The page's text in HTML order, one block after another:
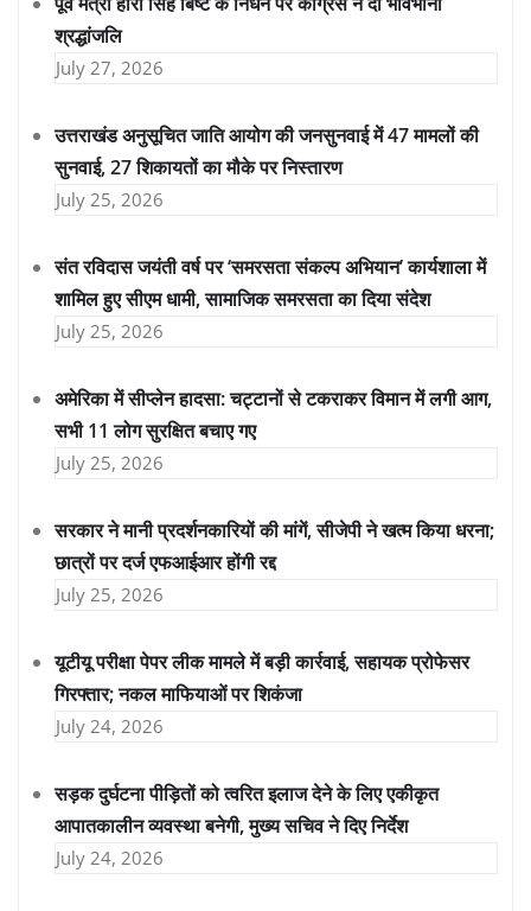
श्रद्धांजलि
July 27, 2026
उत्तराखंड अनुसूचित जाति आयोग की जनसुनवाई में 47 मामलों की
सुनवाई, 27 शिकायतों का मौके पर निस्तारण
July 25, 2026
संत रविदास जयंती वर्ष पर ‘समरसता संकल्प अभियान’ कार्यशाला में
शामिल हुए सीएम धामी, सामाजिक समरसता का दिया संदेश
July 25, 2026
अमेरिका में सीप्लेन हादसा: चट्टानों से टकराकर विमान में लगी आग,
सभी 11 लोग सुरक्षित बचाए गए
July 25, 2026
सरकार ने मानी प्रदर्शनकारियों की मांगें, सीजेपी ने खत्म किया धरना;
छात्रों पर दर्ज एफआईआर होंगी रद्द
July 25, 2026
यूटीयू परीक्षा पेपर लीक मामले में बड़ी कार्रवाई, सहायक प्रोफेसर
गिरफ्तार; नकल माफियाओं पर शिकंजा
July 24, 2026
सड़क दुर्घटना पीड़ितों को त्वरित इलाज देने के लिए एकीकृत
आपातकालीन व्यवस्था बनेगी, मुख्य सचिव ने दिए निर्देश
July 24, 2026